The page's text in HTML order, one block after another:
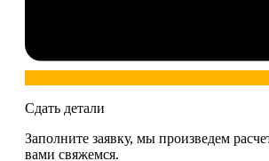
Сдать детали
Заполните заявку, мы произведем
вами свяжемся.